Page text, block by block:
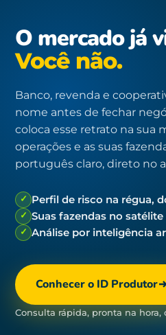
O mercado já
Você não.
Banco, revenda e
nome antes de fechar
coloca esse retrato na sua
operações e as suas
português claro, direto no
✓ Perfil de risco na régua,
✓ Suas fazendas no
✓ Análise por inteligência
Conhecer o ID Produtor
Consulta rápida, pronta na